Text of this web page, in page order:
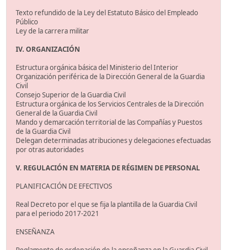
Texto refundido de la Ley del Estatuto Básico del Empleado
Público
Ley de la carrera militar
IV. ORGANIZACIÓN
Estructura orgánica básica del Ministerio del Interior
Organización periférica de la Dirección General de la Guardia
Civil
Consejo Superior de la Guardia Civil
Estructura orgánica de los Servicios Centrales de la Dirección
General de la Guardia Civil
Mando y demarcación territorial de las Compañías y Puestos
de la Guardia Civil
Delegan determinadas atribuciones y delegaciones efectuadas
por otras autoridades
V. REGULACIÓN EN MATERIA DE RÉGIMEN DE PERSONAL
PLANIFICACIÓN DE EFECTIVOS
Real Decreto por el que se fija la plantilla de la Guardia Civil
para el periodo 2017-2021
ENSEÑANZA